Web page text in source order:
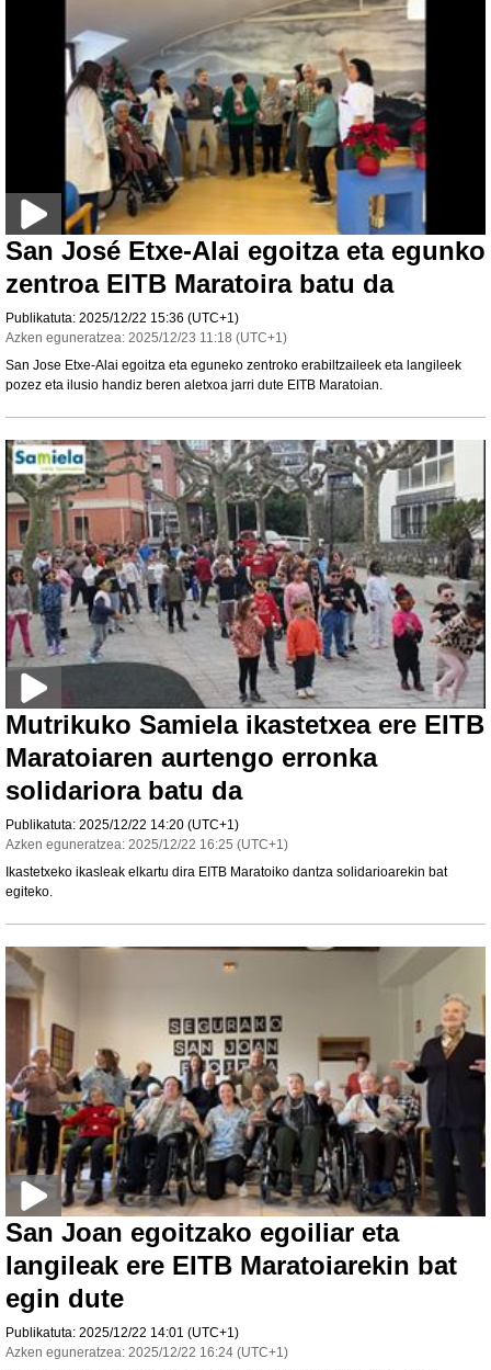
San José Etxe-Alai egoitza eta egunko
zentroa EITB Maratoira batu da
Publikatuta: 2025/12/22 15:36 (UTC+1)
Azken eguneratzea: 2025/12/23 11:18 (UTC+1)
San Jose Etxe-Alai egoitza eta eguneko zentroko erabiltzaileek eta langileek
pozez eta ilusio handiz beren aletxoa jarri dute EITB Maratoian.
Mutrikuko Samiela ikastetxea ere EITB
Maratoiaren aurtengo erronka
solidariora batu da
Publikatuta: 2025/12/22 14:20 (UTC+1)
Azken eguneratzea: 2025/12/22 16:25 (UTC+1)
Ikastetxeko ikasleak elkartu dira EITB Maratoiko dantza solidarioarekin bat
egiteko.
San Joan egoitzako egoiliar eta
langileak ere EITB Maratoiarekin bat
egin dute
Publikatuta: 2025/12/22 14:01 (UTC+1)
Azken eguneratzea: 2025/12/22 16:24 (UTC+1)